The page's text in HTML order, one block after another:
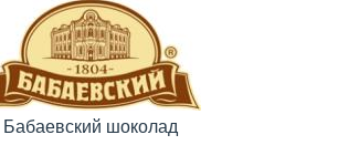
Бабаевский шоколад